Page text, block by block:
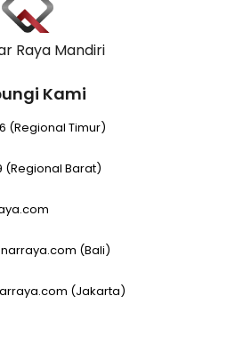
Raya Mandiri
Kami
(Regional Timur)
(Regional Barat)
(Bali)
(Jakarta)